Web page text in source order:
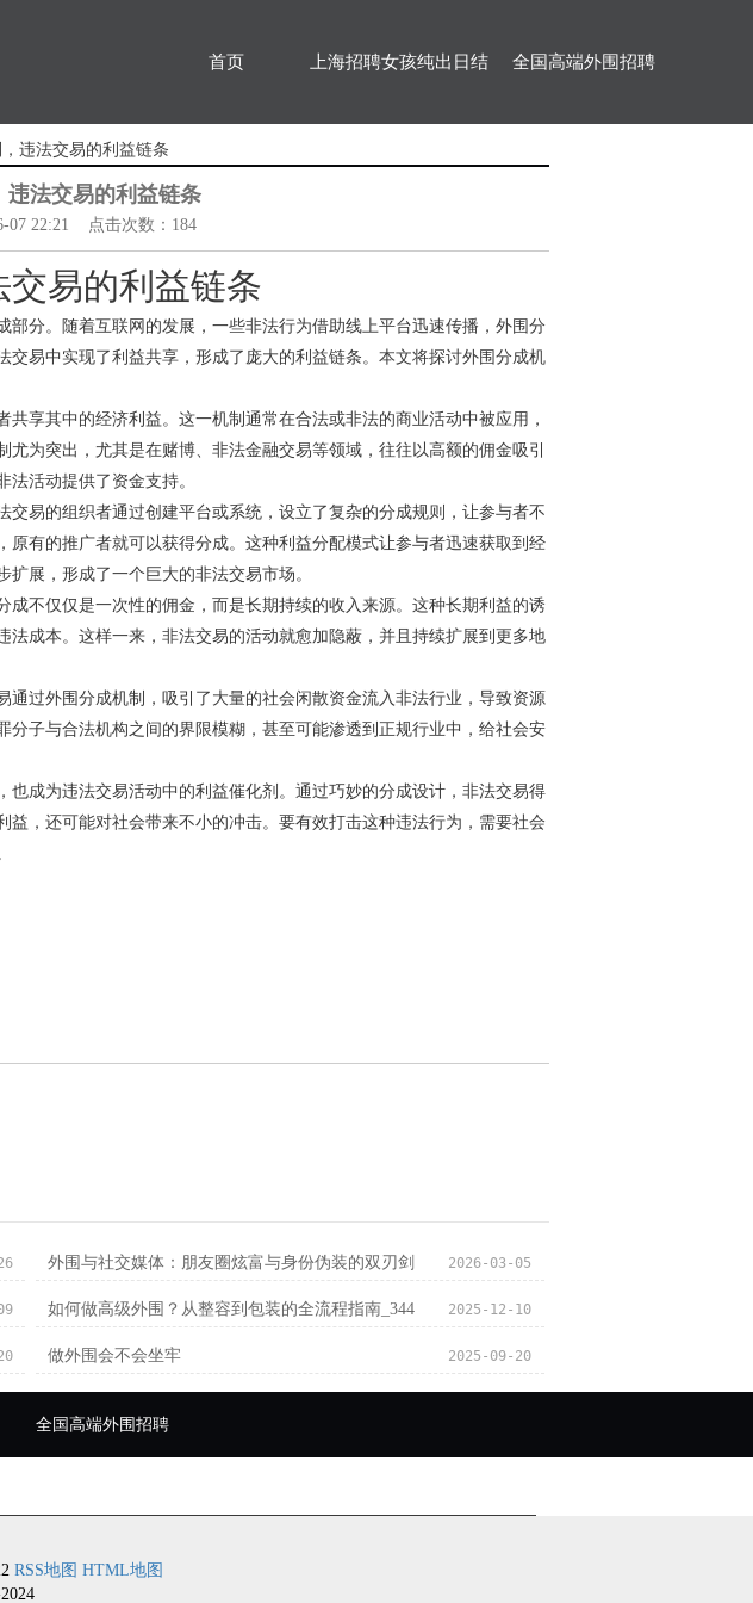
首页 上海招聘女孩纯出日结 全国高端外围招聘
违法交易的利益链条
违法交易的利益链条
07 22:21 点击次数：184
易的利益链条
分。随着互联网的发展，一些非法行为借助线上平台迅速传播，外围分
易中实现了利益共享，形成了庞大的利益链条。本文将探讨外围分成机
享其中的经济利益。这一机制通常在合法或非法的商业活动中被应用，
为突出，尤其是在赌博、非法金融交易等领域，往往以高额的佣金吸引
活动提供了资金支持。
易的组织者通过创建平台或系统，设立了复杂的分成规则，让参与者不
有的推广者就可以获得分成。这种利益分配模式让参与者迅速获取到经
展，形成了一个巨大的非法交易市场。
不仅仅是一次性的佣金，而是长期持续的收入来源。这种长期利益的诱
成本。这样一来，非法交易的活动就愈加隐蔽，并且持续扩展到更多地
过外围分成机制，吸引了大量的社会闲散资金流入非法行业，导致资源
子与合法机构之间的界限模糊，甚至可能渗透到正规行业中，给社会安
成为违法交易活动中的利益催化剂。通过巧妙的分成设计，非法交易得
，还可能对社会带来不小的冲击。要有效打击这种违法行为，需要社会
外围与社交媒体：朋友圈炫富与身份伪装的双刃剑 2026-03-05
如何做高级外围？从整容到包装的全流程指南_344 2025-12-10
做外围会不会坐牢 2025-09-20
全国高端外围招聘
RSS地图 HTML地图